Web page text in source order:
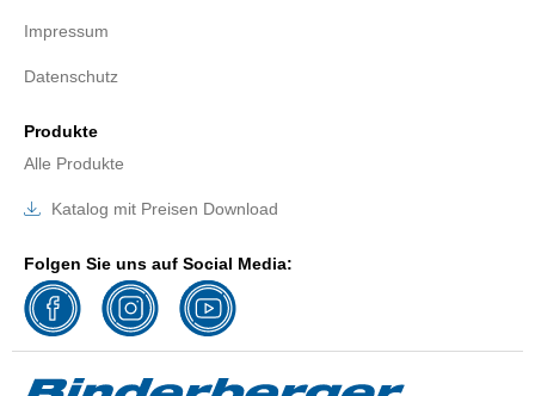
Impressum
Datenschutz
Produkte
Alle Produkte
Katalog mit Preisen Download
Folgen Sie uns auf Social Media: